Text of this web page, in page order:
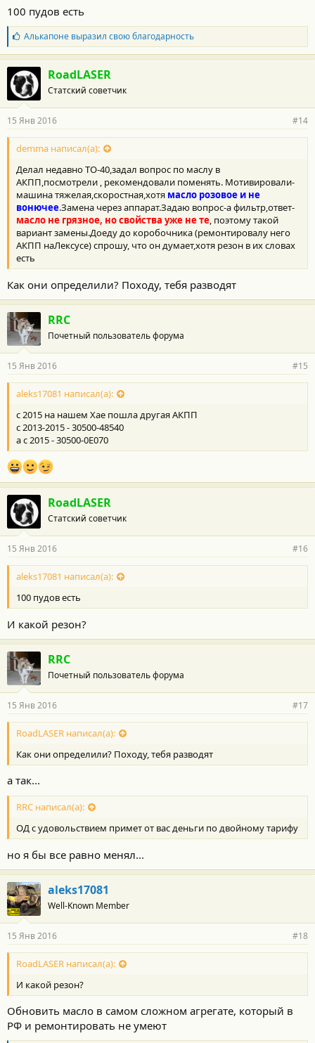
100 пудов есть
Б
л
а
г
о
д
а
н
о
с
и
:
Алькапоневыразил свою благодарность
RoadLASER
Статский советчик
15 Янв 2016 #14
demma написал(а):
Делал недавно ТО-40,задал вопрос по маслу в
АКПП,посмотрели , рекомендовали поменять. Мотивировали-
машина тяжелая,скоростная,хотя масло розовое и не
вонючее.Замена через аппарат.Задаю вопрос-а фильтр,ответ-
масло не грязное, но свойства уже не те, поэтому такой
вариант замены.Доеду до коробочника (ремонтировалу него
АКПП наЛексусе) спрошу, что он думает,хотя резон в их словах
есть
Как они определили? Походу, тебя разводят
RRC
Почетный пользователь форума
15 Янв 2016 #15
aleks17081 написал(а):
с 2015 на нашем Хае пошла другая АКПП
с 2013-2015 - 30500-48540
а с 2015 - 30500-0E070
RoadLASER
Статский советчик
15 Янв 2016 #16
aleks17081 написал(а):
100 пудов есть
И какой резон?
RRC
Почетный пользователь форума
15 Янв 2016 #17
RoadLASER написал(а):
Как они определили? Походу, тебя разводят
а так...
RRC написал(а):
ОД с удовольствием примет от вас деньги по двойному тарифу
но я бы все равно менял...
aleks17081
Well-Known Member
15 Янв 2016 #18
RoadLASER написал(а):
И какой резон?
Обновить масло в самом сложном агрегате, который в
РФ и ремонтировать не умеют